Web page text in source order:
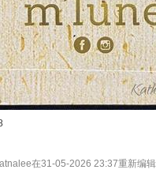
在31-05-2026 23:37重新编